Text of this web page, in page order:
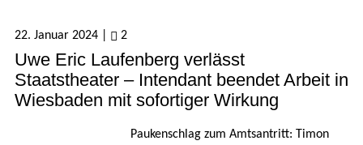
22. Januar 2024 2
Uwe Eric Laufenberg verlässt
Staatstheater – Intendant beendet Arbeit in
Wiesbaden mit sofortiger Wirkung
Paukenschlag zum Amtsantritt: Timon